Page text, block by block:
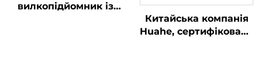
вилкопідйомник із
Китайська компанія
Huahe, сертифікована